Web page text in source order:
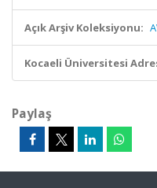
Açık Arşiv Koleksiyonu:
Kocaeli Üniversitesi
Paylaş